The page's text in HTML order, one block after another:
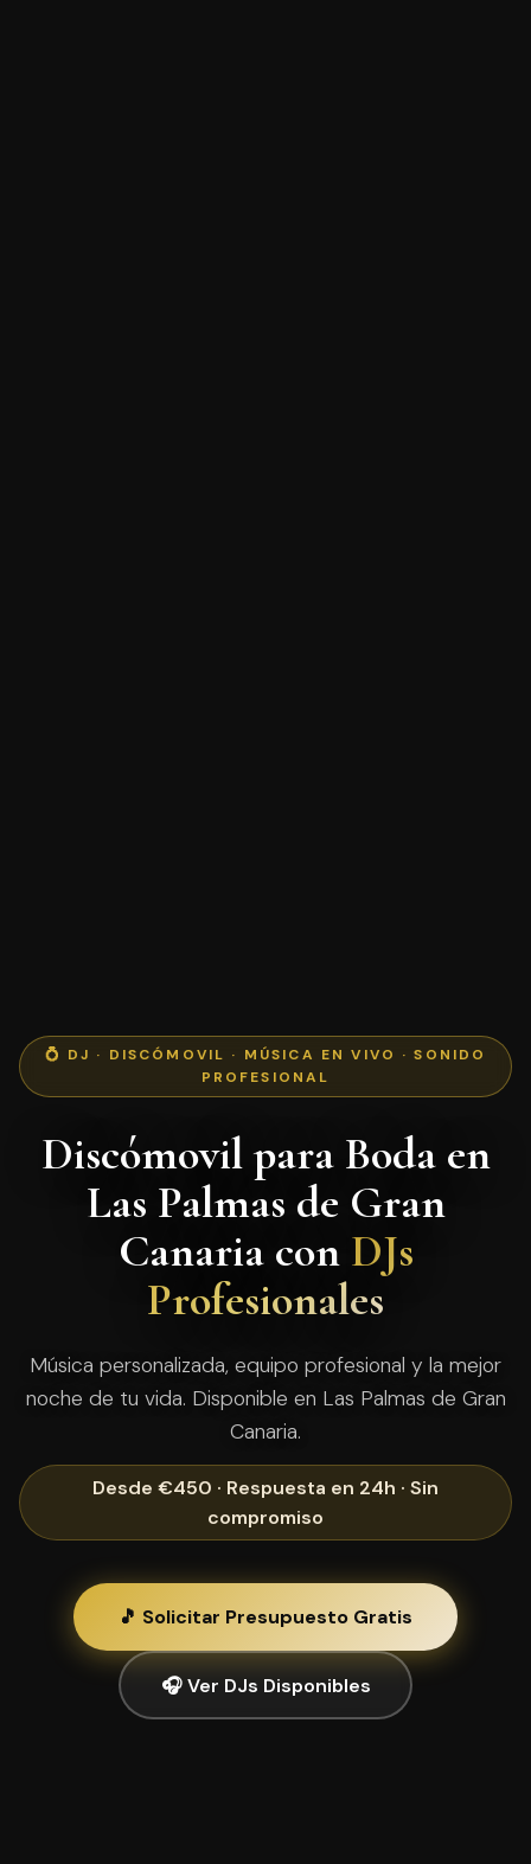
💍 DJ · DISCÓMOVIL · MÚSICA EN VIVO · SONIDO
PROFESIONAL
Discómovil para Boda en
Las Palmas de Gran
Canaria con DJs
Profesionales
Música personalizada, equipo profesional y la mejor
noche de tu vida. Disponible en Las Palmas de Gran
Canaria.
Desde €450 · Respuesta en 24h · Sin
compromiso
🎵 Solicitar Presupuesto Gratis
🎧 Ver DJs Disponibles